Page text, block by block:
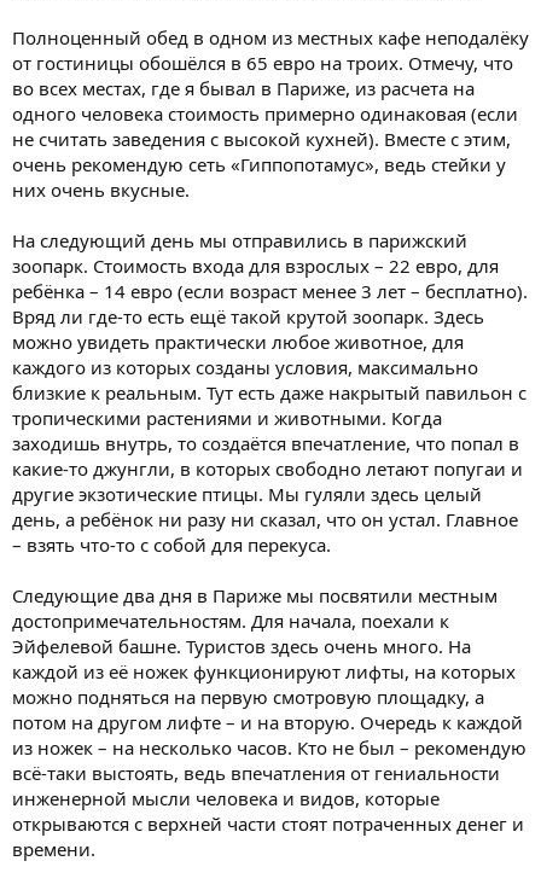
Полноценный обед в одном из местных кафе неподалёку
от гостиницы обошёлся в 65 евро на троих. Отмечу, что
во всех местах, где я бывал в Париже, из расчета на
одного человека стоимость примерно одинаковая (если
не считать заведения с высокой кухней). Вместе с этим,
очень рекомендую сеть «Гиппопотамус», ведь стейки у
них очень вкусные.
На следующий день мы отправились в парижский
зоопарк. Стоимость входа для взрослых – 22 евро, для
ребёнка – 14 евро (если возраст менее 3 лет – бесплатно).
Вряд ли где-то есть ещё такой крутой зоопарк. Здесь
можно увидеть практически любое животное, для
каждого из которых созданы условия, максимально
близкие к реальным. Тут есть даже накрытый павильон с
тропическими растениями и животными. Когда
заходишь внутрь, то создаётся впечатление, что попал в
какие-то джунгли, в которых свободно летают попугаи и
другие экзотические птицы. Мы гуляли здесь целый
день, а ребёнок ни разу ни сказал, что он устал. Главное
– взять что-то с собой для перекуса.
Следующие два дня в Париже мы посвятили местным
достопримечательностям. Для начала, поехали к
Эйфелевой башне. Туристов здесь очень много. На
каждой из её ножек функционируют лифты, на которых
можно подняться на первую смотровую площадку, а
потом на другом лифте – и на вторую. Очередь к каждой
из ножек – на несколько часов. Кто не был – рекомендую
всё-таки выстоять, ведь впечатления от гениальности
инженерной мысли человека и видов, которые
открываются с верхней части стоят потраченных денег и
времени.